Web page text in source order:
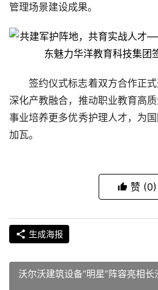
管理场景建设成果。
签约仪式标志着双方合作正
深化产教融合，推动职业教育高
事业培养更多优秀护理人才，为
加瓦。
赞 (0)
生成海报
沃尔沃建筑设备“明星”阵容亮相